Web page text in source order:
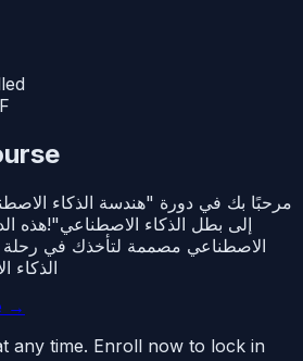
مرحبًا بك في دورة "هندسة الذكاء
إلى بطل الذكاء الاصطناعي"!هذه
الاصطناعي مصممة لتأخذك في رحلة
→
any time. Enroll now to lock in